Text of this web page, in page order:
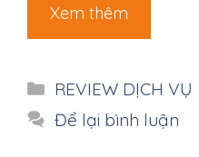
Xem thêm
Danh
mục
REVIEW DỊCH VỤ
Để lại bình luận